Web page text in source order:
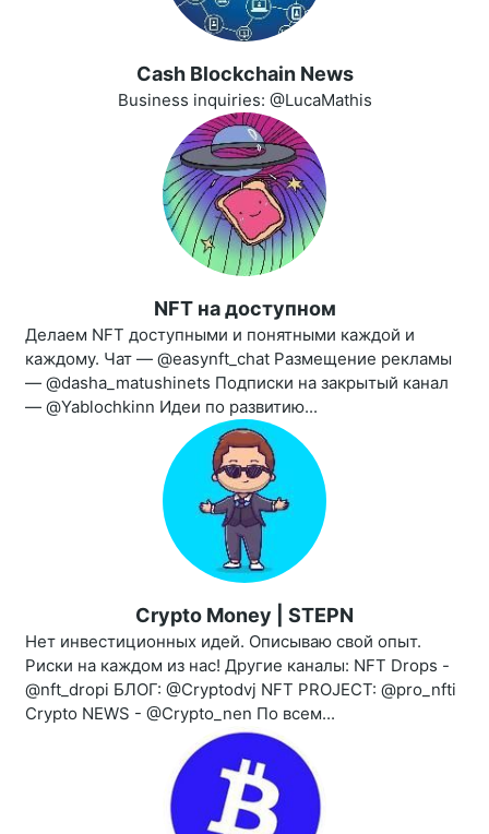
Cash Blockchain News
Business inquiries: @LucaMathis
NFT на доступном
Делаем NFT доступными и понятными каждой и
каждому. Чат — @easynft_chat Размещение рекламы
— @dasha_matushinets Подписки на закрытый канал
— @Yablochkinn Идеи по развитию...
Crypto Money | STEPN
Нет инвестиционных идей. Описываю свой опыт.
Риски на каждом из нас! Другие каналы: NFT Drops -
@nft_dropi БЛОГ: @Cryptodvj NFT PROJECT: @pro_nfti
Crypto NEWS - @Crypto_nen По всем...